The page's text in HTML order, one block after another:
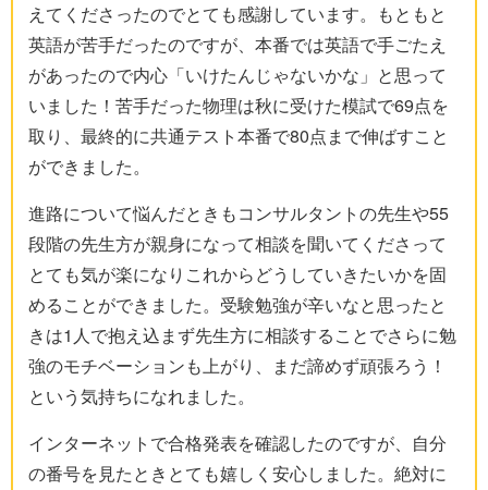
えてくださったのでとても感謝しています。もともと
英語が苦手だったのですが、本番では英語で手ごたえ
があったので内心「いけたんじゃないかな」と思って
いました！苦手だった物理は秋に受けた模試で69点を
取り、最終的に共通テスト本番で80点まで伸ばすこと
ができました。
進路について悩んだときもコンサルタントの先生や55
段階の先生方が親身になって相談を聞いてくださって
とても気が楽になりこれからどうしていきたいかを固
めることができました。受験勉強が辛いなと思ったと
きは1人で抱え込まず先生方に相談することでさらに勉
強のモチベーションも上がり、まだ諦めず頑張ろう！
という気持ちになれました。
インターネットで合格発表を確認したのですが、自分
の番号を見たときとても嬉しく安心しました。絶対に